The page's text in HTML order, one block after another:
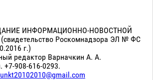
ИНФОРМАЦИОННО-НОВОСТНОЙ
Роскомнадзора ЭЛ № ФС
г.)
редактор Варначкин А. А.
+7-908-616-0293.